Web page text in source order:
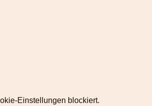
Einstellungen blockiert.